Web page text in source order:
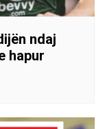
ndaj
hapur